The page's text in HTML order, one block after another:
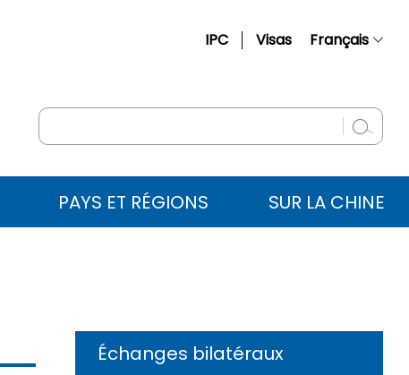
IPC Visas Français
English
Русский
Español
PAYS ET RÉGIONS SUR LA CHINE
Échanges bilatéraux